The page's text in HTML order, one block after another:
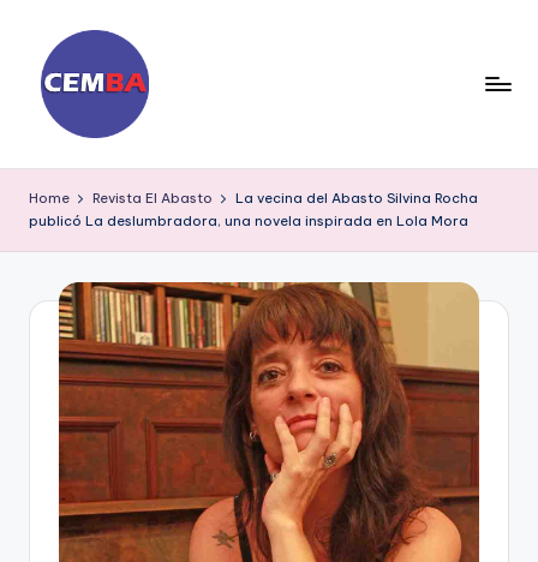
content
ia
ri
C
E
M
B
A
Home Revista El Abasto
La vecina del Abasto Silvina Rocha
publicó La deslumbradora, una novela inspirada en Lola Mora